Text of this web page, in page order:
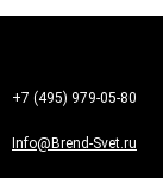
+7 (495) 979-05-80
Info@Brend-Svet.ru